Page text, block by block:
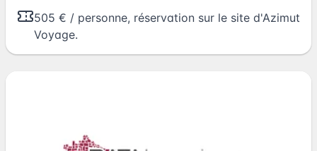
505 € / personne, réservation sur le site d'Azimut
Voyage.